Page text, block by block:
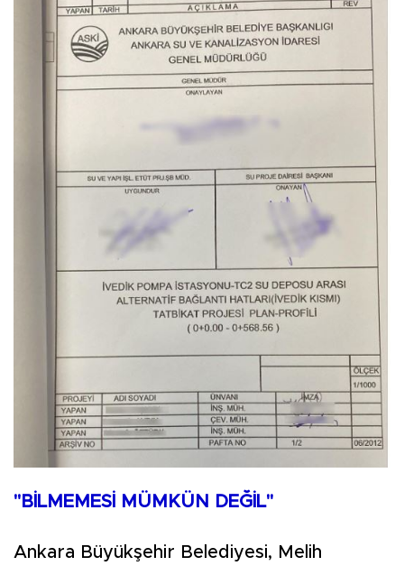
"BİLMEMESİ MÜMKÜN DEĞİL"
Ankara Büyükşehir Belediyesi, Melih